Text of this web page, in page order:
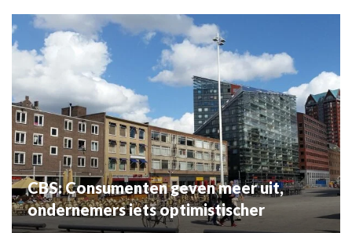
CBS: Consumenten geven meer uit,
ondernemers iets optimistischer